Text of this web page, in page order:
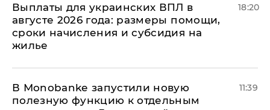
Выплаты для украинских ВПЛ в
августе 2026 года: размеры помощи,
сроки начисления и субсидия на
жилье
18:20
В Мonobankе запустили новую
полезную функцию к отдельным
11:39